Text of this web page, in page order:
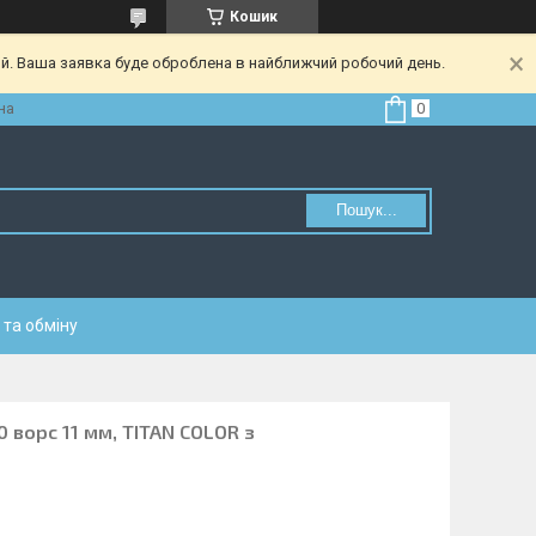
Кошик
Ваша заявка буде оброблена в найближчий робочий день.
Пошук...
обміну
11 мм, TITAN COLOR з